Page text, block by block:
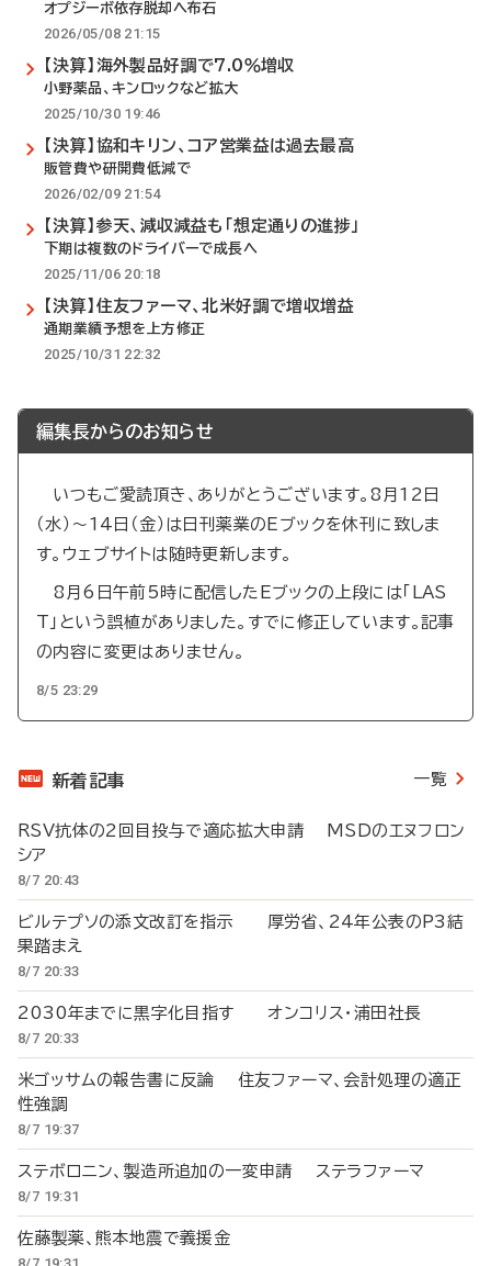
オプジーボ依存脱却へ布石
2026/05/08 21:15
【決算】海外製品好調で7.0％増収
小野薬品、キンロックなど拡大
2025/10/30 19:46
【決算】協和キリン、コア営業益は過去最高
販管費や研開費低減で
2026/02/09 21:54
【決算】参天、減収減益も「想定通りの進捗」
下期は複数のドライバーで成長へ
2025/11/06 20:18
【決算】住友ファーマ、北米好調で増収増益
通期業績予想を上方修正
2025/10/31 22:32
編集長からのお知らせ
いつもご愛読頂き、ありがとうございます。8月12日
（水）～14日（金）は日刊薬業のEブックを休刊に致しま
す。ウェブサイトは随時更新します。
8月6日午前5時に配信したEブックの上段には「LAS
T」という誤植がありました。すでに修正しています。記事
の内容に変更はありません。
8/5 23:29
新着記事 一覧
RSV抗体の2回目投与で適応拡大申請 MSDのエヌフロン
シア
8/7 20:43
ビルテプソの添文改訂を指示 厚労省、24年公表のP3結
果踏まえ
8/7 20:33
2030年までに黒字化目指す オンコリス・浦田社長
8/7 20:33
米ゴッサムの報告書に反論 住友ファーマ、会計処理の適正
性強調
8/7 19:37
ステボロニン、製造所追加の一変申請 ステラファーマ
8/7 19:31
佐藤製薬、熊本地震で義援金